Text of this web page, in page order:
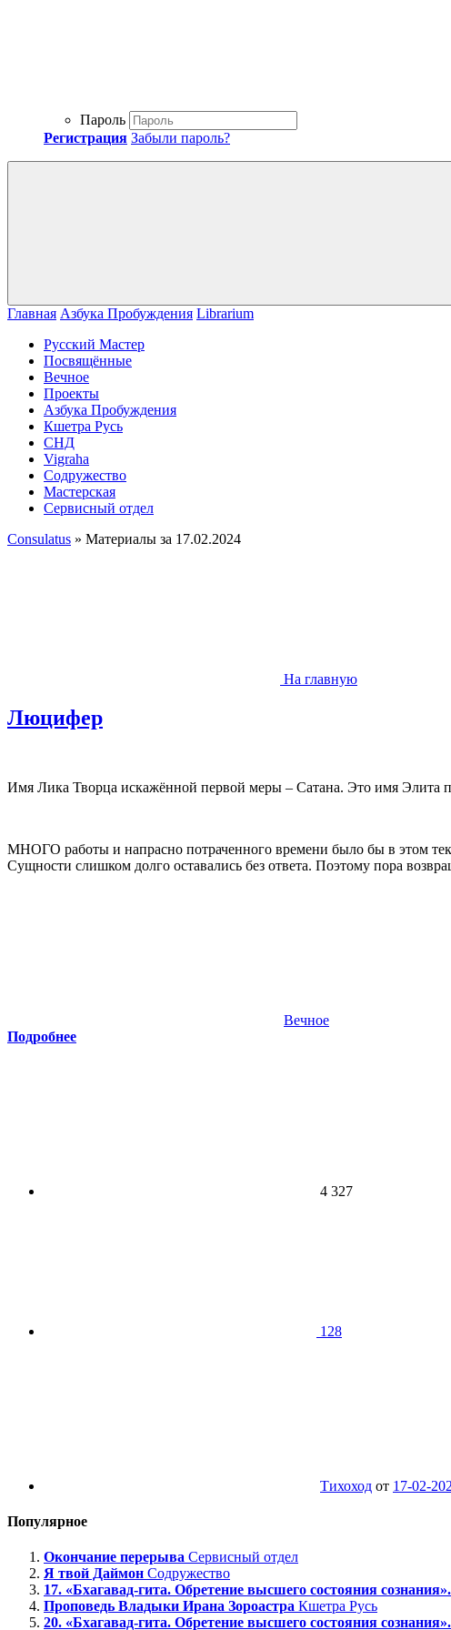
Пароль
Регистрация Забыли пароль?
Главная Азбука Пробуждения Librarium
Русский Мастер
Посвящённые
Вечное
Проекты
Азбука Пробуждения
Кшетра Русь
СНД
Vigraha
Содружество
Мастерская
Сервисный отдел
Consulatus » Материалы за 17.02.2024
На главную
Люцифер
Имя Лика Творца искажённой первой меры – Сатана. Это имя Элита
МНОГО работы и напрасно потраченного времени было бы в этом
Сущности слишком долго оставались без ответа. Поэтому пора
Вечное
Подробнее
4 327
128
Тихоход от 17-02-
Популярное
Окончание перерыва Сервисный отдел
Я твой Даймон Содружество
17. «Бхагавад-гита. Обретение высшего состояния
Проповедь Владыки Ирана Зороастра Кшетра Русь
20. «Бхагавад-гита. Обретение высшего состояния